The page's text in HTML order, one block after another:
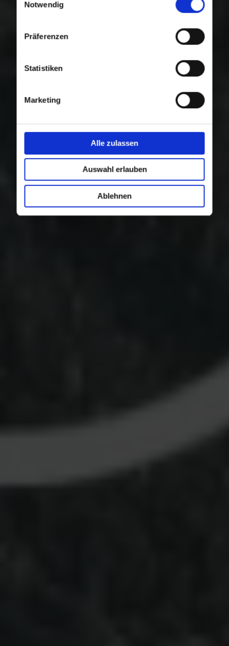
Nutzung der Dienste gesammelt haben.
Notwendig
Präferenzen
Statistiken
Marketing
Alle zulassen
Auswahl erlauben
Ablehnen